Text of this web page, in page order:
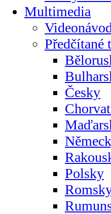
Multimedia
Předčítané
Česky
Polsky